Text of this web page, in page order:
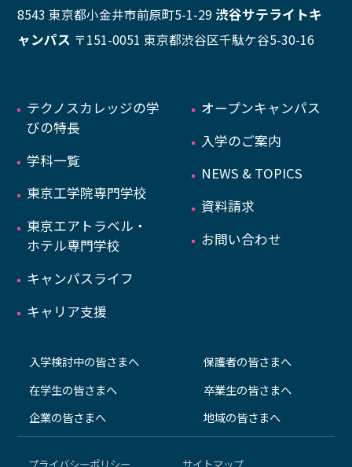
8543 東京都小金井市前原町5-1-29 渋谷サテライトキ
ャンパス 〒151-0051 東京都渋谷区千駄ケ谷5-30-16
テクノスカレッジの学
びの特長
学科一覧
東京工学院専門学校
東京エアトラベル・
ホテル専門学校
キャンパスライフ
キャリア支援
オープンキャンパス
入学のご案内
NEWS & TOPICS
資料請求
お問い合わせ
入学検討中の皆さまへ
在学生の皆さまへ
企業の皆さまへ
保護者の皆さまへ
卒業生の皆さまへ
地域の皆さまへ